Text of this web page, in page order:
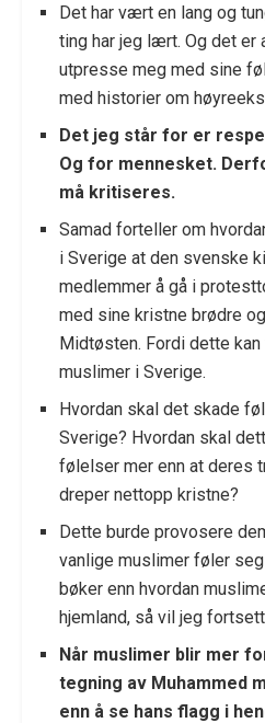
Det har vært en lang og
ting har jeg lært. Og det er
utpresse meg med sine
med historier om
Det jeg står for er
Og for mennesket.
må kritiseres.
Samad forteller om
i Sverige at den svenske
medlemmer å gå i
med sine kristne brødre
Midtøsten. Fordi dette
muslimer i Sverige.
Hvordan skal det skade
Sverige? Hvordan skal
følelser mer enn at deres
dreper nettopp kristne?
Dette burde provosere
vanlige muslimer føler
bøker enn hvordan
hjemland, så vil jeg
Når muslimer blir mer
tegning av Muhammed
enn å se hans flagg i